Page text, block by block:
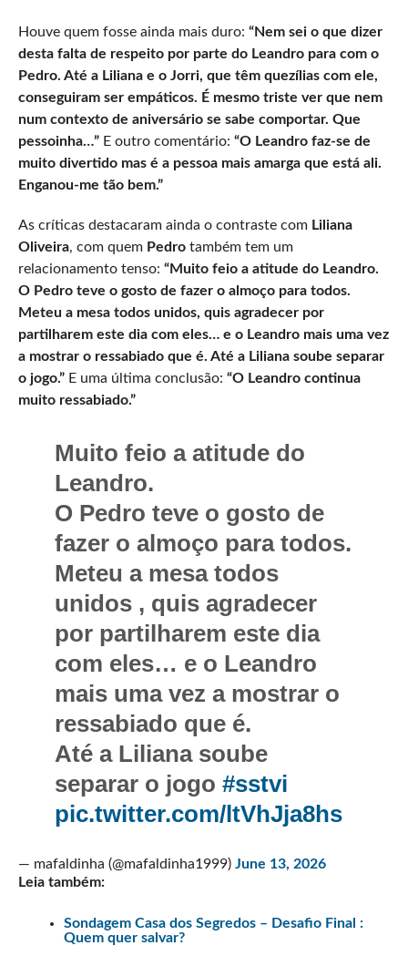
Houve quem fosse ainda mais duro: “Nem sei o que dizer
desta falta de respeito por parte do Leandro para com o
Pedro. Até a Liliana e o Jorri, que têm quezílias com ele,
conseguiram ser empáticos. É mesmo triste ver que nem
num contexto de aniversário se sabe comportar. Que
pessoinha…”E outro comentário: “O Leandro faz-se de
muito divertido mas é a pessoa mais amarga que está ali.
Enganou-me tão bem.”
As críticas destacaram ainda o contraste com Liliana
Oliveira, com quem Pedrotambém tem um
relacionamento tenso: “Muito feio a atitude do Leandro.
O Pedro teve o gosto de fazer o almoço para todos.
Meteu a mesa todos unidos, quis agradecer por
partilharem este dia com eles… e o Leandro mais uma vez
a mostrar o ressabiado que é. Até a Liliana soube separar
o jogo.”E uma última conclusão: “O Leandro continua
muito ressabiado.”
Muito feio a atitude do
Leandro.
O Pedro teve o gosto de
fazer o almoço para todos.
Meteu a mesa todos
unidos , quis agradecer
por partilharem este dia
com eles… e o Leandro
mais uma vez a mostrar o
ressabiado que é.
Até a Liliana soube
separar o jogo#sstvi
pic.twitter.com/ltVhJja8hs
— mafaldinha (@mafaldinha1999) June 13, 2026
Leia também:
Sondagem Casa dos Segredos – Desafio Final :
Quem quer salvar?